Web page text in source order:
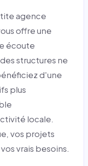
agence
offre une
écoute
structures ne
d'une
plus
locale.
vos projets
vrais besoins.